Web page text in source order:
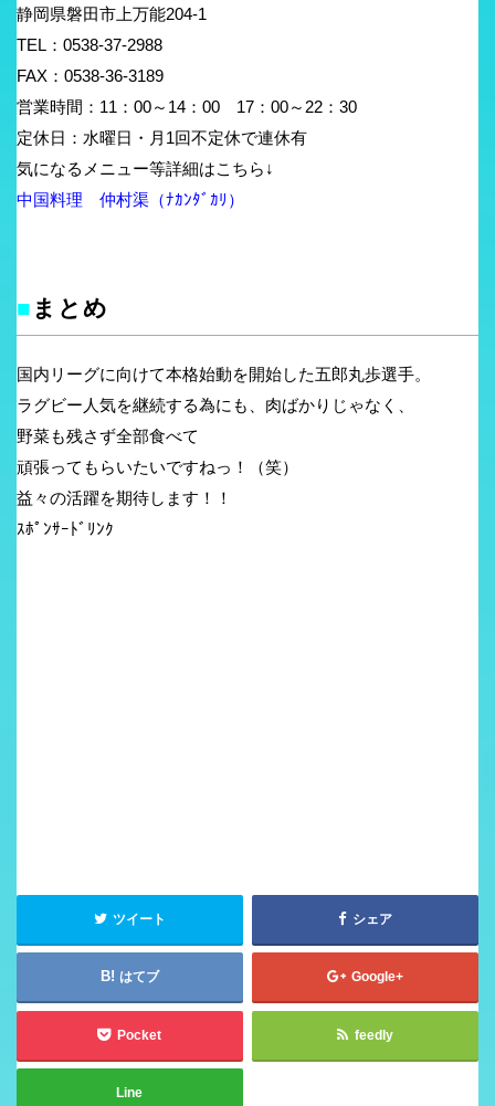
静岡県磐田市上万能204-1
TEL：0538-37-2988
FAX：0538-36-3189
営業時間：11：00～14：00 17：00～22：30
定休日：水曜日・月1回不定休で連休有
気になるメニュー等詳細はこちら↓
中国料理 仲村渠（ﾅｶﾝﾀﾞｶﾘ）
■ まとめ
国内リーグに向けて本格始動を開始した五郎丸歩選手。
ラグビー人気を継続する為にも、肉ばかりじゃなく、
野菜も残さず全部食べて
頑張ってもらいたいですねっ！（笑）
益々の活躍を期待します！！
ｽﾎﾟﾝｻｰﾄﾞﾘﾝｸ
ツイート シェア
はてブ Google+
Pocket feedly
Line